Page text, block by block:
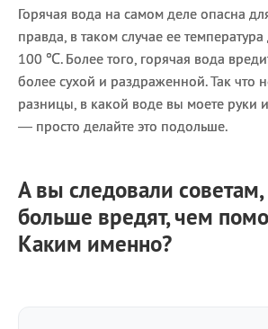
Горячая вода на самом деле опасна
правда, в таком случае ее
100 ℃. Более того, горячая вода
более сухой и раздраженной. Так что
разницы, в какой воде вы моете руки
— просто делайте это подольше.
А вы следовали
больше вредят, чем
Каким именно?